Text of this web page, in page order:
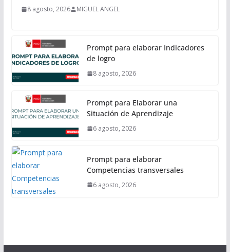
8 agosto, 2026 MIGUEL ANGEL
Prompt para elaborar Indicadores
de logro
8 agosto, 2026
Prompt para Elaborar una
Situación de Aprendizaje
6 agosto, 2026
Prompt para elaborar
Competencias transversales
6 agosto, 2026